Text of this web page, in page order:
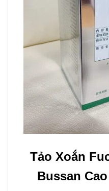
Tảo Xoắn
Bussan